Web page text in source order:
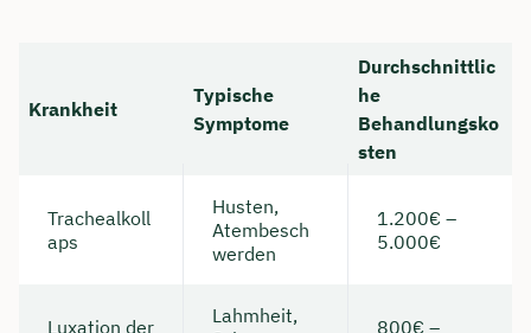
Krankheit
Typische
Symptome
Durchschnittlic
he
Behandlungsko
sten
Trachealkoll
aps
Husten,
Atembesch
werden
1.200€ –
5.000€
Luxation der
Lahmheit,
800€ –